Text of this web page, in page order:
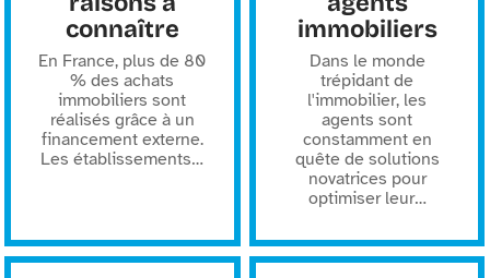
connaître
En France, plus de 80
% des achats
immobiliers sont
réalisés grâce à un
financement externe.
Les établissements…
immobiliers
Dans le monde
trépidant de
l'immobilier, les
agents sont
constamment en
quête de solutions
novatrices pour
optimiser leur…